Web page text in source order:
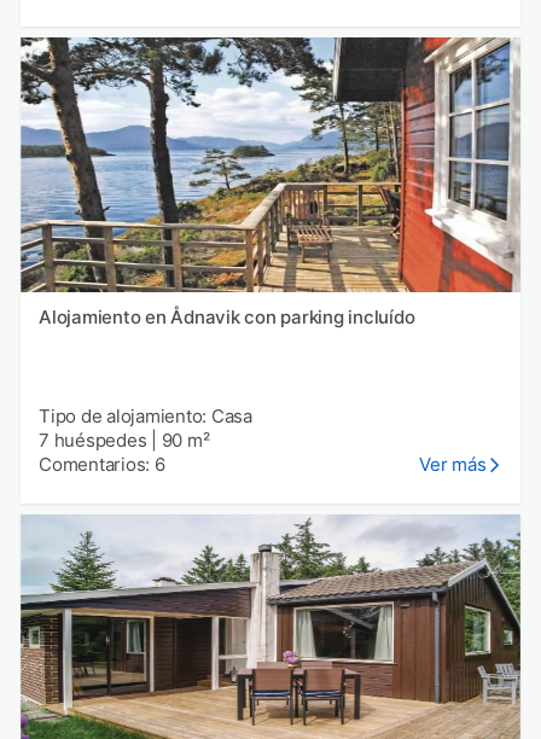
Alojamiento en Ådnavik con parking incluído
Tipo de alojamiento: Casa
7 huéspedes
90 m²
Comentarios: 6
Ver más